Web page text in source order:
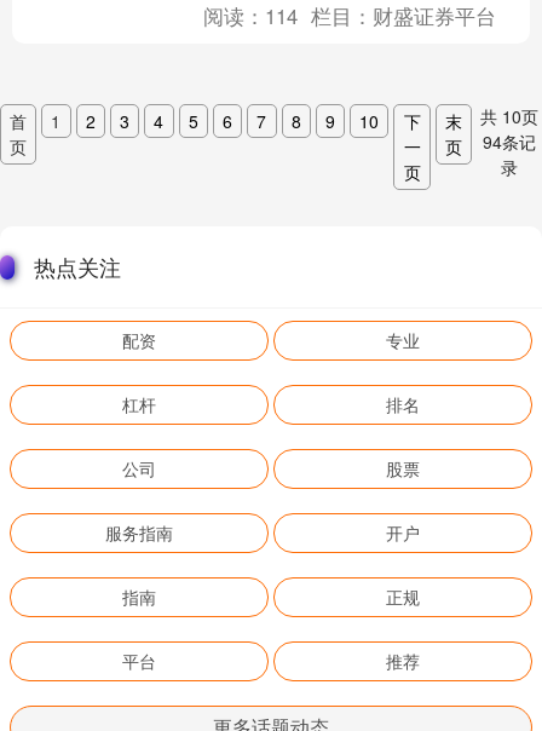
阅读： 114 栏目： 财盛证券平台
首
页
1 2 3 4 5 6 7 8 9 10
下
一
页
末
页
共 10页
94条记
录
热点关注
配资 专业
杠杆 排名
公司 股票
服务指南 开户
指南 正规
平台 推荐